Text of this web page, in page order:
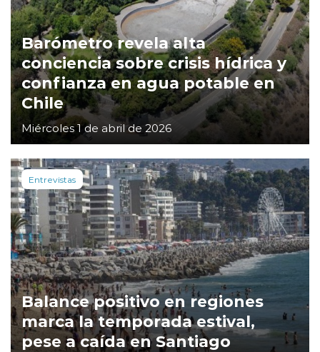
Barómetro revela alta
conciencia sobre crisis hídrica y
confianza en agua potable en
Chile
Miércoles 1 de abril de 2026
Entrevistas
Balance positivo en regiones
marca la temporada estival,
pese a caída en Santiago